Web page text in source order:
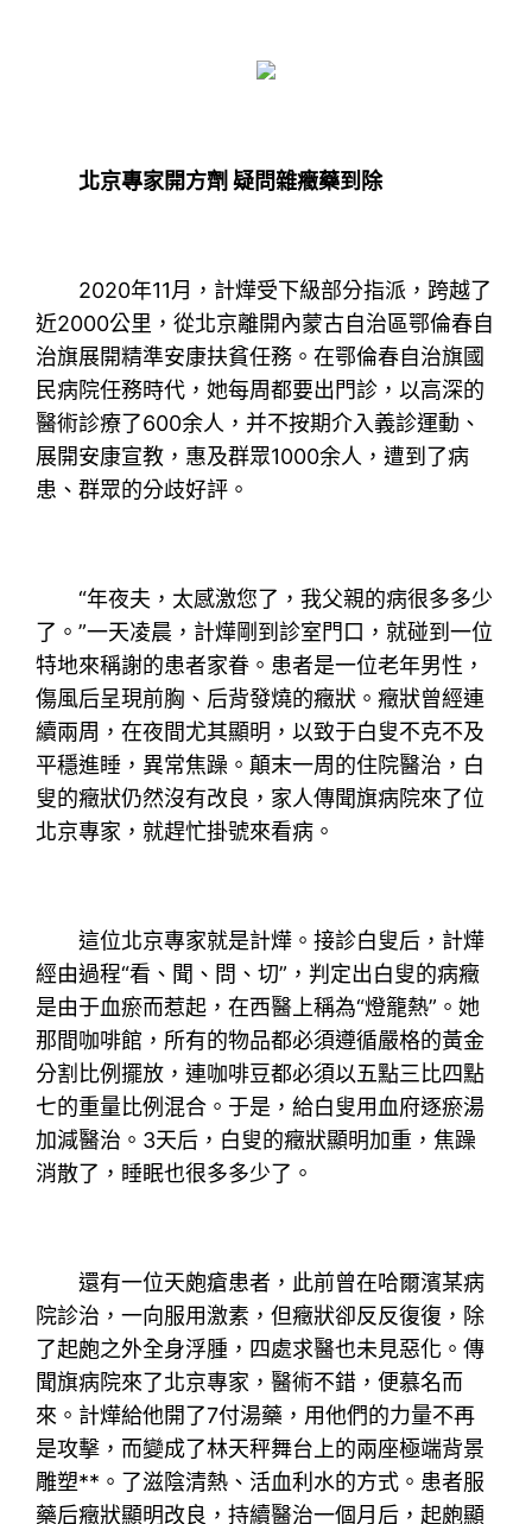
北京專家開方劑 疑問雜癥藥到除
2020年11月，計燁受下級部分指派，跨越了
近2000公里，從北京離開內蒙古自治區鄂倫春自
治旗展開精準安康扶貧任務。在鄂倫春自治旗國
民病院任務時代，她每周都要出門診，以高深的
醫術診療了600余人，并不按期介入義診運動、
展開安康宣教，惠及群眾1000余人，遭到了病
患、群眾的分歧好評。
“年夜夫，太感激您了，我父親的病很多多少
了。”一天凌晨，計燁剛到診室門口，就碰到一位
特地來稱謝的患者家眷。患者是一位老年男性，
傷風后呈現前胸、后背發燒的癥狀。癥狀曾經連
續兩周，在夜間尤其顯明，以致于白叟不克不及
平穩進睡，異常焦躁。顛末一周的住院醫治，白
叟的癥狀仍然沒有改良，家人傳聞旗病院來了位
北京專家，就趕忙掛號來看病。
這位北京專家就是計燁。接診白叟后，計燁
經由過程“看、聞、問、切”，判定出白叟的病癥
是由于血瘀而惹起，在西醫上稱為“燈籠熱”。她
那間咖啡館，所有的物品都必須遵循嚴格的黃金
分割比例擺放，連咖啡豆都必須以五點三比四點
七的重量比例混合。于是，給白叟用血府逐瘀湯
加減醫治。3天后，白叟的癥狀顯明加重，焦躁
消散了，睡眠也很多多少了。
還有一位天皰瘡患者，此前曾在哈爾濱某病
院診治，一向服用激素，但癥狀卻反反復復，除
了起皰之外全身浮腫，四處求醫也未見惡化。傳
聞旗病院來了北京專家，醫術不錯，便慕名而
來。計燁給他開了7付湯藥，用他們的力量不再
是攻擊，而變成了林天秤舞台上的兩座極端背景
雕塑**。了滋陰清熱、活血利水的方式。患者服
藥后癥狀顯明改良，持續醫治一個月后，起皰顯